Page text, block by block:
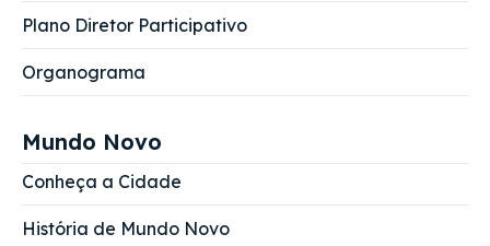
Plano Diretor Participativo
Organograma
Mundo Novo
Conheça a Cidade
História de Mundo Novo